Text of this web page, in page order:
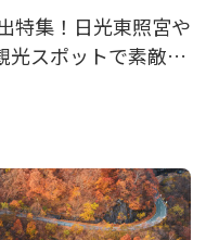
特集！日光東照宮や
光スポットで素敵な